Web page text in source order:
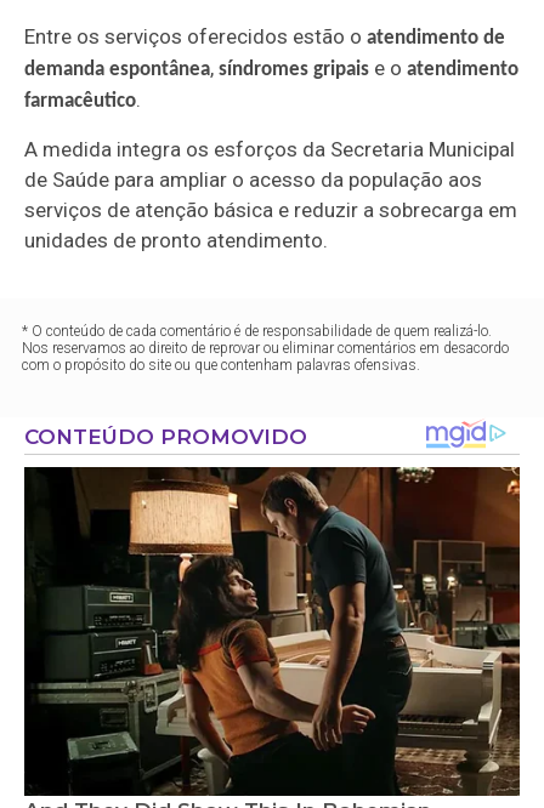
Entre os serviços oferecidos estão oatendimento de
demanda espontânea,síndromes gripais e oatendimento
farmacêutico.
A medida integra os esforços da Secretaria Municipal
de Saúde para ampliar o acesso da população aos
serviços de atenção básica e reduzir a sobrecarga em
unidades de pronto atendimento.
* O conteúdo de cada comentário é de responsabilidade de quem realizá-lo.
Nos reservamos ao direito de reprovar ou eliminar comentários em desacordo
com o propósito do site ou que contenham palavras ofensivas.